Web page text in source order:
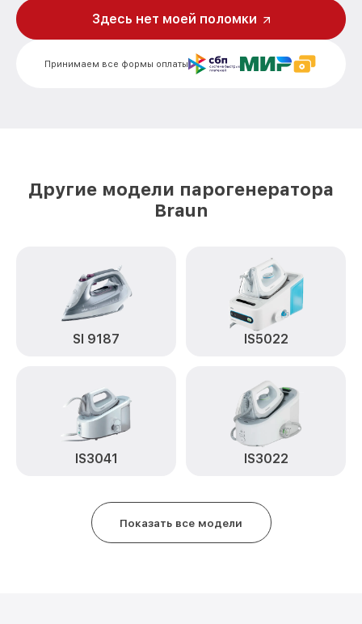
Чистка системы генерации пара
CareStyle 7 Pro IS7055 Braun
Профилактическая чистка CareStyle 7
Pro IS7055 Braun
от 550₽
Замена шнура питания CareStyle 7 Pro
Восстановление электроклапана
CareStyle 7 Pro IS7055 Braun
от 600₽
Принимаем все формы оплаты
Здесь нет моей поломки
Другие модели парогенератора
Braun
SI 9187 IS5022
IS3041 IS3022
Показать все модели